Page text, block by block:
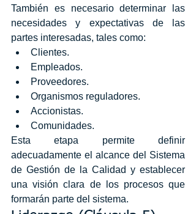
También es necesario determinar las
necesidades y expectativas de las
partes interesadas, tales como:
Clientes.
Empleados.
Proveedores.
Organismos reguladores.
Accionistas.
Comunidades.
Esta etapa permite definir
adecuadamente el alcance del Sistema
de Gestión de la Calidad y establecer
una visión clara de los procesos que
formarán parte del sistema.